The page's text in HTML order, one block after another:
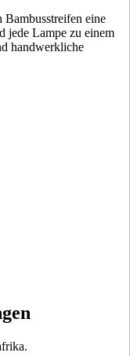
eine
jede Lampe zu einem
handwerkliche